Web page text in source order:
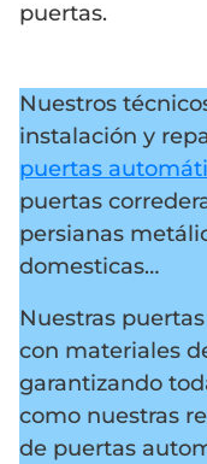
puertas.
Nuestros
instalación y
puertas
puertas
persianas
domesticas…
Nuestras
con materiales
garantizando
como nuestras
de puertas